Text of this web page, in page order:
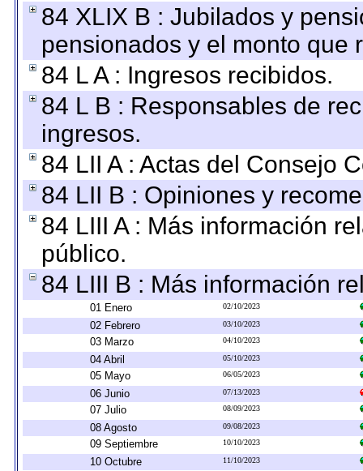
84 XLIX B : Jubilados y
pensionados y el monto que
84 L A : Ingresos recibidos.
84 L B : Responsables de
ingresos.
84 LII A : Actas del Consejo
84 LII B : Opiniones y
84 LIII A : Más información
público.
84 LIII B : Más información
01 Enero 02/10/2023
02 Febrero 03/10/2023
03 Marzo 04/10/2023
04 Abril 05/10/2023
05 Mayo 06/05/2023
06 Junio 07/13/2023
07 Julio 08/09/2023
08 Agosto 09/08/2023
09 Septiembre 10/10/2023
10 Octubre 11/10/2023